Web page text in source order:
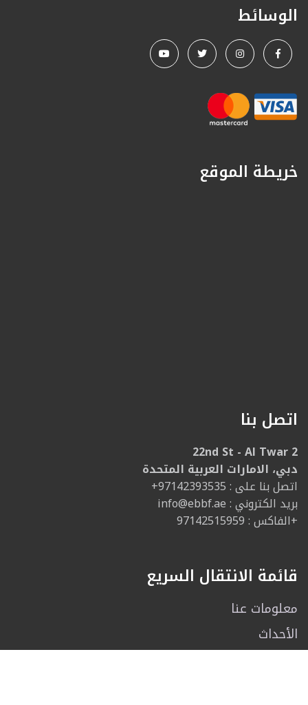
الوسائط
خريطة الموقع
اتصل بنا
22nd St - Al Twar 2
دبي، الامارات العربية المتحدة
+97142393535 : اتصل بنا على
info@ebbf.ae : بريد الكتروني
الفاكس : 97142515959+
قائمة الانتقال السريع
معلومات عنا
الأحداث